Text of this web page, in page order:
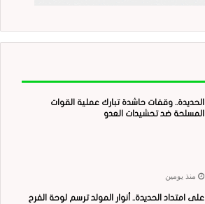
الحديدة.. وقفات حاشدة تبارك عملية القوات
المسلحة ضد تحشيدات العدو
منذ يومين
على امتداد الحديدة.. أنوار المولد ترسم لوحة الفرح